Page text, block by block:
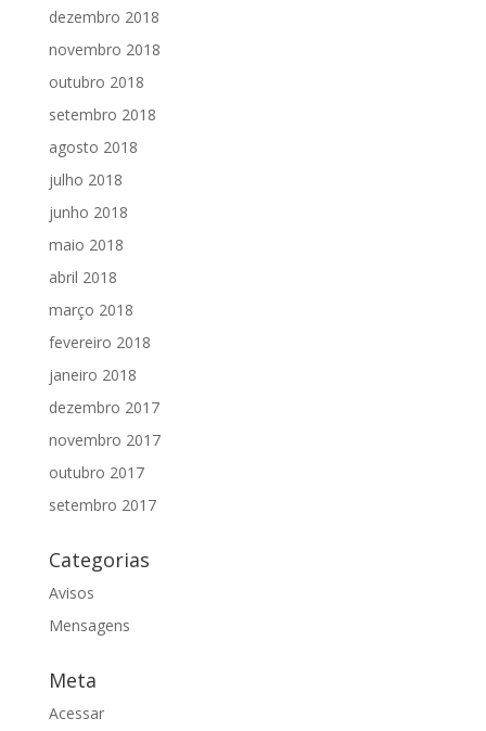
dezembro 2018
novembro 2018
outubro 2018
setembro 2018
agosto 2018
julho 2018
junho 2018
maio 2018
abril 2018
março 2018
fevereiro 2018
janeiro 2018
dezembro 2017
novembro 2017
outubro 2017
setembro 2017
Categorias
Avisos
Mensagens
Meta
Acessar